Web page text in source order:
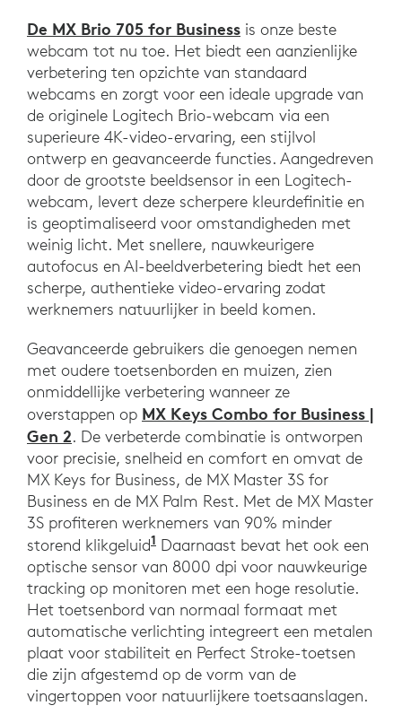
De MX Brio 705 for Business is onze beste
webcam tot nu toe. Het biedt een aanzienlijke
verbetering ten opzichte van standaard
webcams en zorgt voor een ideale upgrade van
de originele Logitech Brio-webcam via een
superieure 4K-video-ervaring, een stijlvol
ontwerp en geavanceerde functies. Aangedreven
door de grootste beeldsensor in een Logitech-
webcam, levert deze scherpere kleurdefinitie en
is geoptimaliseerd voor omstandigheden met
weinig licht. Met snellere, nauwkeurigere
autofocus en AI-beeldverbetering biedt het een
scherpe, authentieke video-ervaring zodat
werknemers natuurlijker in beeld komen.
Geavanceerde gebruikers die genoegen nemen
met oudere toetsenborden en muizen, zien
onmiddellijke verbetering wanneer ze
overstappen op MX Keys Combo for Business |
Gen 2. De verbeterde combinatie is ontworpen
voor precisie, snelheid en comfort en omvat de
MX Keys for Business, de MX Master 3S for
Business en de MX Palm Rest. Met de MX Master
3S profiteren werknemers van 90% minder
storend klikgeluid1 in vergelijking met MX
Daarnaast bevat het ook een
optische sensor van 8000 dpi voor nauwkeurige
tracking op monitoren met een hoge resolutie.
Het toetsenbord van normaal formaat met
automatische verlichting integreert een metalen
plaat voor stabiliteit en Perfect Stroke-toetsen
die zijn afgestemd op de vorm van de
vingertoppen voor natuurlijkere toetsaanslagen.